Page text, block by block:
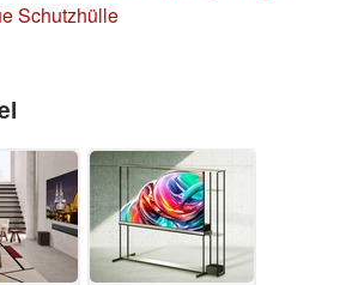
Schutzhülle